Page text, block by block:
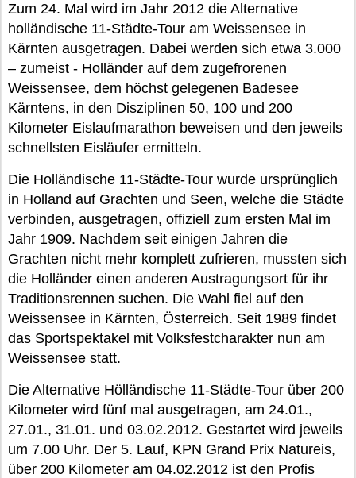
Zum 24. Mal wird im Jahr 2012 die Alternative
holländische 11-Städte-Tour am Weissensee in
Kärnten ausgetragen. Dabei werden sich etwa 3.000
– zumeist - Holländer auf dem zugefrorenen
Weissensee, dem höchst gelegenen Badesee
Kärntens, in den Disziplinen 50, 100 und 200
Kilometer Eislaufmarathon beweisen und den jeweils
schnellsten Eisläufer ermitteln.
Die Holländische 11-Städte-Tour wurde ursprünglich
in Holland auf Grachten und Seen, welche die Städte
verbinden, ausgetragen, offiziell zum ersten Mal im
Jahr 1909. Nachdem seit einigen Jahren die
Grachten nicht mehr komplett zufrieren, mussten sich
die Holländer einen anderen Austragungsort für ihr
Traditionsrennen suchen. Die Wahl fiel auf den
Weissensee in Kärnten, Österreich. Seit 1989 findet
das Sportspektakel mit Volksfestcharakter nun am
Weissensee statt.
Die Alternative Hölländische 11-Städte-Tour über 200
Kilometer wird fünf mal ausgetragen, am 24.01.,
27.01., 31.01. und 03.02.2012. Gestartet wird jeweils
um 7.00 Uhr. Der 5. Lauf, KPN Grand Prix Natureis,
über 200 Kilometer am 04.02.2012 ist den Profis